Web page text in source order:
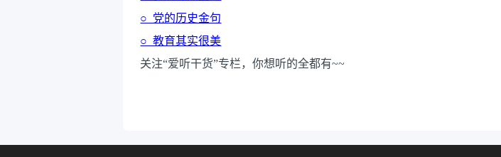
○ 党的历史金句
○ 教育其实很美
关注“爱听干货”专栏，你想听的全都有~~